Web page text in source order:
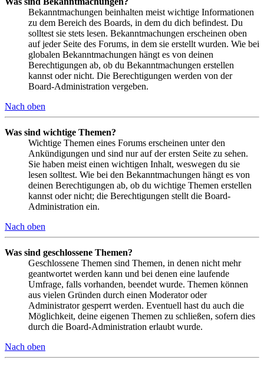
Bekanntmachungen beinhalten meist wichtige Informationen
zu dem Bereich des Boards, in dem du dich befindest. Du
solltest sie stets lesen. Bekanntmachungen erscheinen oben
auf jeder Seite des Forums, in dem sie erstellt wurden. Wie bei
globalen Bekanntmachungen hängt es von deinen
Berechtigungen ab, ob du Bekanntmachungen erstellen
kannst oder nicht. Die Berechtigungen werden von der
Board-Administration vergeben.
Nach oben
Was sind wichtige Themen?
Wichtige Themen eines Forums erscheinen unter den
Ankündigungen und sind nur auf der ersten Seite zu sehen.
Sie haben meist einen wichtigen Inhalt, weswegen du sie
lesen solltest. Wie bei den Bekanntmachungen hängt es von
deinen Berechtigungen ab, ob du wichtige Themen erstellen
kannst oder nicht; die Berechtigungen stellt die Board-
Administration ein.
Nach oben
Was sind geschlossene Themen?
Geschlossene Themen sind Themen, in denen nicht mehr
geantwortet werden kann und bei denen eine laufende
Umfrage, falls vorhanden, beendet wurde. Themen können
aus vielen Gründen durch einen Moderator oder
Administrator gesperrt werden. Eventuell hast du auch die
Möglichkeit, deine eigenen Themen zu schließen, sofern dies
durch die Board-Administration erlaubt wurde.
Nach oben